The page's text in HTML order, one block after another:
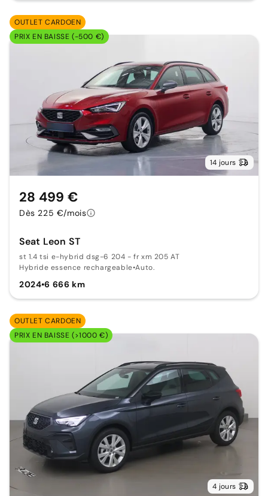
OUTLET CARDOEN
PRIX EN BAISSE (-500 €)
14 jours
Seat Leon ST
st 1.4 tsi e-hybrid dsg-6 204 - fr xm 205 AT
Hybride essence rechargeable•Auto.
2024•6 666 km
28 499 €
Dès 225 €/mois
OUTLET CARDOEN
PRIX EN BAISSE (>1000 €)
4 jours